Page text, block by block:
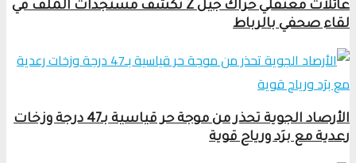
عائلات معتقلي حراك جيل Z تكشف مستجدات الملف في
لقاء صحفي بالرباط
الأرصاد الجوية تحذر من موجة حر قياسية بـ47 درجة وزخات
رعدية مع برَد ورياح قوية